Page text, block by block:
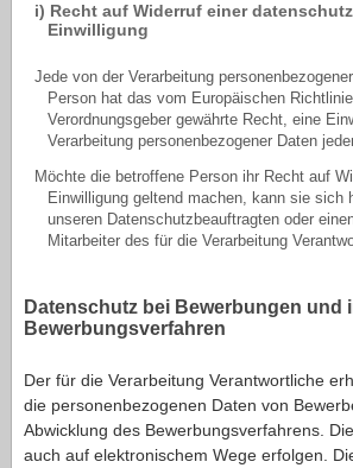
i) Recht auf Widerruf einer
Einwilligung
Jede von der Verarbeitung
Person hat das vom Europäischen
Verordnungsgeber gewährte Recht, eine
Verarbeitung personenbezogener Daten
Möchte die betroffene Person ihr Recht auf
Einwilligung geltend machen, kann sie sich
unseren Datenschutzbeauftragten oder
Mitarbeiter des für die Verarbeitung
Datenschutz bei Bewerbungen und
Bewerbungsverfahren
Der für die Verarbeitung Verantwortliche
die personenbezogenen Daten von
Abwicklung des Bewerbungsverfahrens.
auch auf elektronischem Wege erfolgen.